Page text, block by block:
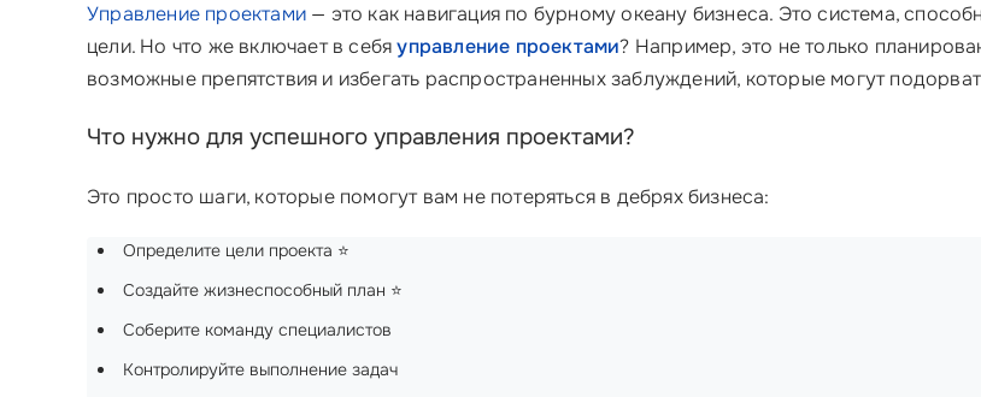
Управление проектами — это как навигация по бурному океану бизнеса. Это система,
цели. Но что же включает в себяуправление проектами? Например, это не только
возможные препятствия и избегать распространенных заблуждений, которые могут
Что нужно для успешного управления проектами?
Это просто шаги, которые помогут вам не потеряться в дебрях бизнеса:
Определите цели проекта ⭐
Создайте жизнеспособный план ⭐
Соберите команду специалистов
Контролируйте выполнение задач